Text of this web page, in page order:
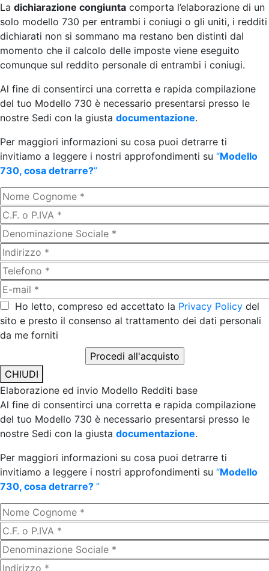
La dichiarazione congiunta comporta l’elaborazione di un
solo modello 730 per entrambi i coniugi o gli uniti, i redditi
dichiarati non si sommano ma restano ben distinti dal
momento che il calcolo delle imposte viene eseguito
comunque sul reddito personale di entrambi i coniugi.
Al fine di consentirci una corretta e rapida compilazione
del tuo Modello 730 è necessario presentarsi presso le
nostre Sedi con la giusta documentazione.
Per maggiori informazioni su cosa puoi detrarre ti
invitiamo a leggere i nostri approfondimenti su “Modello
730, cosa detrarre?”
Ho letto, compreso ed accettato la Privacy Policy del
sito e presto il consenso al trattamento dei dati personali
da me forniti
CHIUDI
Elaborazione ed invio Modello Redditi base
Al fine di consentirci una corretta e rapida compilazione
del tuo Modello 730 è necessario presentarsi presso le
nostre Sedi con la giusta documentazione.
Per maggiori informazioni su cosa puoi detrarre ti
invitiamo a leggere i nostri approfondimenti su “Modello
730, cosa detrarre? ”